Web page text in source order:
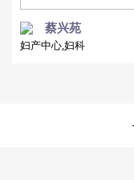
蔡兴苑
妇产中心,妇科